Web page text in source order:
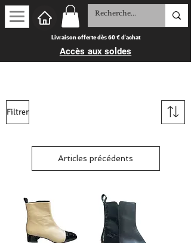
Livraison offerte dès 60 € d'achat
Accès aux soldes
Filtrer
Articles précédents